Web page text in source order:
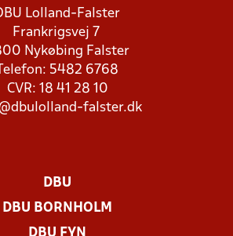
Lolland-Falster
Frankrigsvej 7
Nykøbing Falster
Telefon: 5482 6768
CVR: 18 41 28 10
falster.dk
DBU
DBU BORNHOLM
DBU FYN